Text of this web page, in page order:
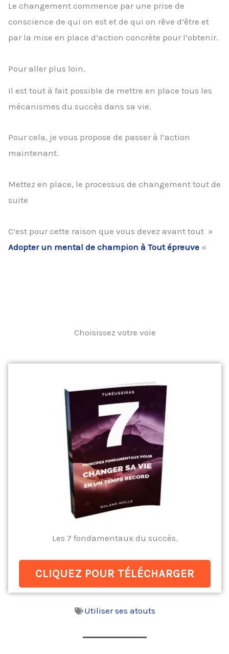
Le changement commence par une prise de
conscience de qui on est et de qui on rêve d’être et
par la mise en place d’action concrète pour l’obtenir.
Pour aller plus loin.
Il est tout à fait possible de mettre en place tous les
mécanismes du succès dans sa vie.
Pour cela, je vous propose de passer à l’action
maintenant.
Mettez en place, le processus de changement tout de
suite
C’est pour cette raison que vous devez avant tout »
Adopter un mental de champion à Tout épreuve «
Choisissez votre voie
Les 7 fondamentaux du succès.
CLIQUEZ POUR TÉLÉCHARGER
Utiliser ses atouts